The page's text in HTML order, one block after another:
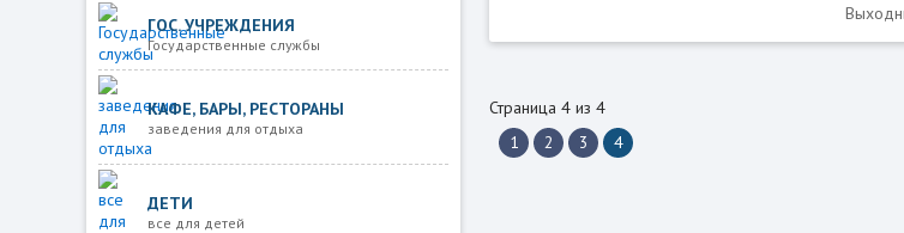
ГОС. УЧРЕЖДЕНИЯ
Государственные службы
КАФЕ, БАРЫ, РЕСТОРАНЫ
заведения для отдыха
ДЕТИ
все для детей
Страница 4 из 4
1
2 3 4